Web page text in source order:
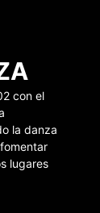
con el
la danza
lugares